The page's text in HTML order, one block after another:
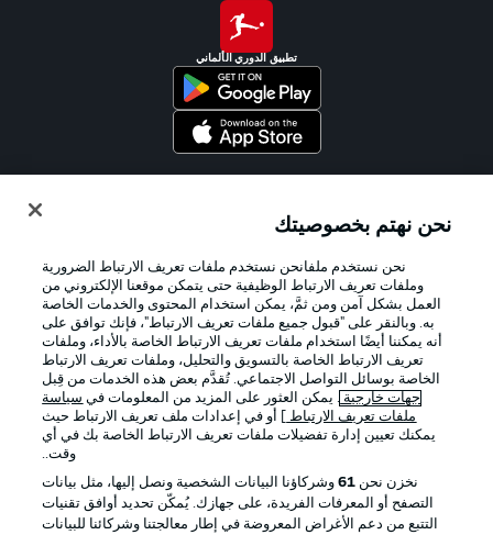
تطبيق الدوري الألماني
الإعلانات الإخطارات القانونية
شروط الاستخدام القنوات الناقلة
نحن نهتم بخصوصيتك
نحن نستخدم ملفانحن نستخدم ملفات تعريف الارتباط الضرورية
وملفات تعريف الارتباط الوظيفية حتى يتمكن موقعنا الإلكتروني من
العمل بشكل آمن ومن ثمَّ، يمكن استخدام المحتوى والخدمات الخاصة
به. وبالنقر على "قبول جميع ملفات تعريف الارتباط"، فإنك توافق على
أنه يمكننا أيضًا استخدام ملفات تعريف الارتباط الخاصة بالأداء، وملفات
تعريف الارتباط الخاصة بالتسويق والتحليل، وملفات تعريف الارتباط
الخاصة بوسائل التواصل الاجتماعي. تُقدَّم بعض هذه الخدمات من قِبل
جهات خارجية . يمكن العثور على المزيد من المعلومات في سياسة
ملفات تعريف الارتباط
] أو في إعدادات ملف تعريف الارتباط حيث
يمكنك تعيين إدارة تفضيلات ملفات تعريف الارتباط الخاصة بك في أي
وقت..
نخزن نحن 61وشركاؤنا البيانات الشخصية ونصل إليها، مثل بيانات
التصفح أو المعرفات الفريدة، على جهازك. يُمكّن تحديد أوافق تقنيات
التتبع من دعم الأغراض المعروضة في إطار معالجتنا وشركائنا للبيانات